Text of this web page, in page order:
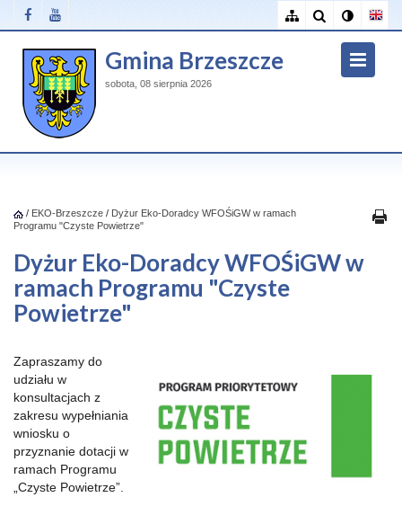
Gmina Brzeszcze
sobota, 08 sierpnia 2026
/ EKO-Brzeszcze / Dyżur Eko-Doradcy WFOŚiGW w ramach
Programu "Czyste Powietrze"
Dyżur Eko-Doradcy WFOŚiGW w
ramach Programu "Czyste
Powietrze"
Zapraszamy do
udziału w
konsultacjach z
zakresu wypełniania
wniosku o
przyznanie dotacji w
ramach Programu
„Czyste Powietrze”.